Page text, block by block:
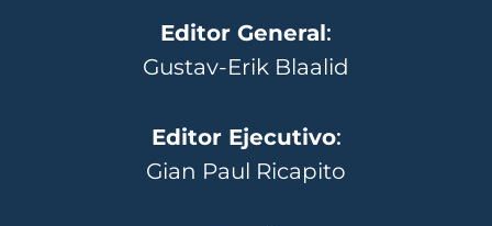
Editor General:
Gustav-Erik Blaalid
Editor Ejecutivo:
Gian Paul Ricapito